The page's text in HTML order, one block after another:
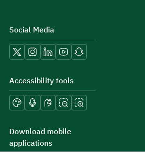
Social Media
Accessibility tools
Download mobile
applications